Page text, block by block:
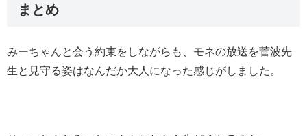
まとめ
みーちゃんと会う約束をしながらも、モネの放送を菅波先
生と見守る姿はなんだか大人になった感じがしました。